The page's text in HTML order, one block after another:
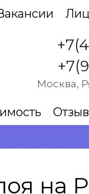
Москва,
на